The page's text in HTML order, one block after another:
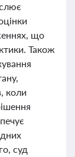
що
Також
коли
суд